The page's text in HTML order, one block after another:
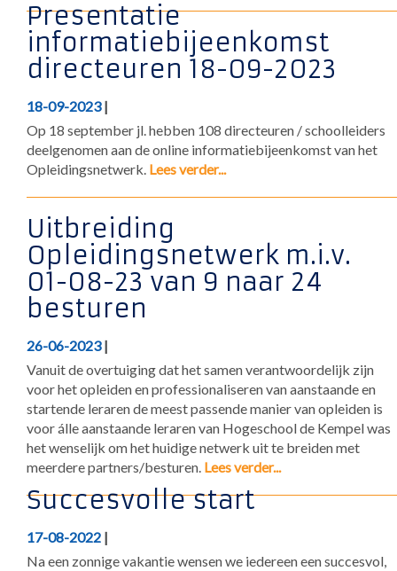
Presentatie
informatiebijeenkomst
directeuren 18-09-2023
18-09-2023|
Op 18 september jl. hebben 108 directeuren / schoolleiders
deelgenomen aan de online informatiebijeenkomst van het
Opleidingsnetwerk. Lees verder...
Uitbreiding
Opleidingsnetwerk m.i.v.
01-08-23 van 9 naar 24
besturen
26-06-2023|
Vanuit de overtuiging dat het samen verantwoordelijk zijn
voor het opleiden en professionaliseren van aanstaande en
startende leraren de meest passende manier van opleiden is
voor álle aanstaande leraren van Hogeschool de Kempel was
het wenselijk om het huidige netwerk uit te breiden met
meerdere partners/besturen. Lees verder...
Succesvolle start
17-08-2022 |
Na een zonnige vakantie wensen we iedereen een succesvol,